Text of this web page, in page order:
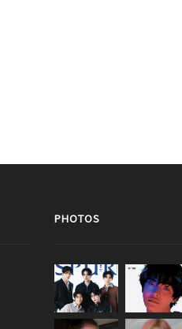
PHOTOS